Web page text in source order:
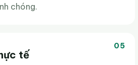
chóng.
05
tế